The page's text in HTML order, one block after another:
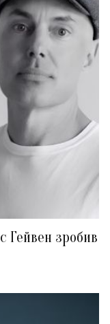
Гейвен зробив